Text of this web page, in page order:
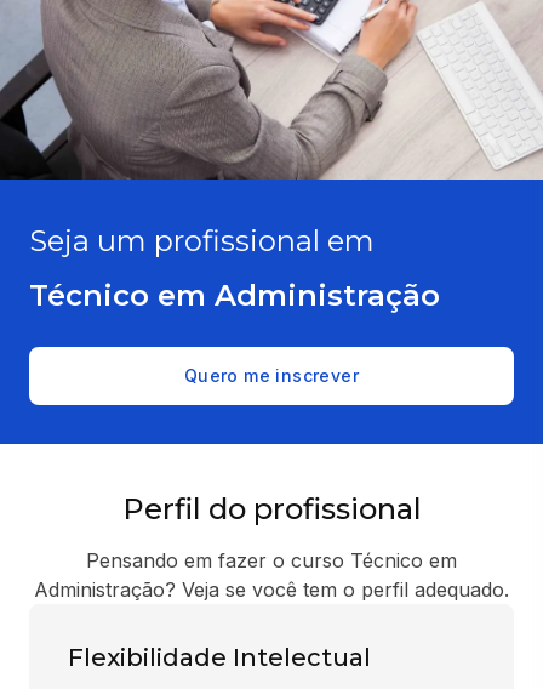
Seja um profissional em
Técnico em Administração
Quero me inscrever
Perfil do profissional
Pensando em fazer o curso Técnico em
Administração? Veja se você tem o perfil adequado.
Flexibilidade Intelectual